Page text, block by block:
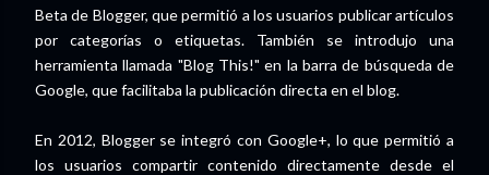
Beta de Blogger, que permitió a los usuarios publicar artículos
por categorías o etiquetas. También se introdujo una
herramienta llamada "Blog This!" en la barra de búsqueda de
Google, que facilitaba la publicación directa en el blog.
En 2012, Blogger se integró con Google+, lo que permitió a
los usuarios compartir contenido directamente desde el